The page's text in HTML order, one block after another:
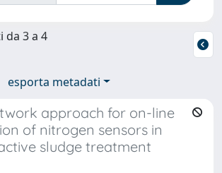
3 a 4
esporta metadati
approach for on-line
of nitrogen sensors in
sludge treatment